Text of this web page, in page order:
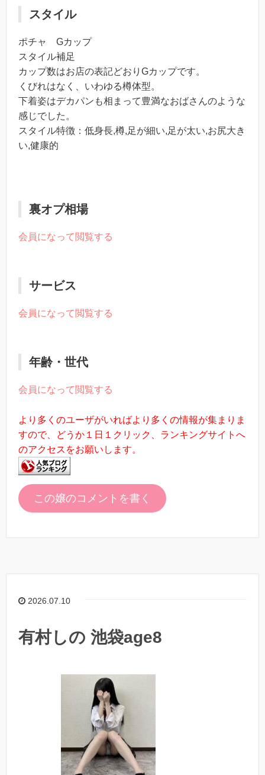
スタイル
ポチャ Gカップ
スタイル補足
カップ数はお店の表記どおりGカップです。
くびれはなく、いわゆる樽体型。
下着姿はデカパンも相まって豊満なおばさんのような
感じでした。
スタイル特徴：低身長,樽,足が細い,足が太い,お尻大き
い,健康的
裏オプ相場
会員になって閲覧する
サービス
会員になって閲覧する
年齢・世代
会員になって閲覧する
より多くのユーザがいればより多くの情報が集まりま
すので、どうか１日１クリック、ランキングサイトへ
のアクセスをお願いします。
この嬢のコメントを書く
2026.07.10
有村しの 池袋age8